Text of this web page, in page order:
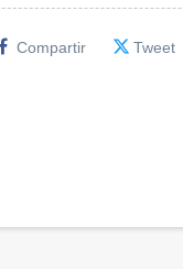
Compartir Tweet